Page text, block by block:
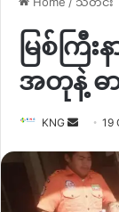
မြစ်ကြီ
အတုနဲ့ ဓာ
KNG
Send
email
19